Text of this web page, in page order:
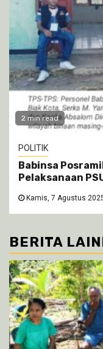
2 min read
POLITIK
Babinsa
Pelaksanaan
Kamis, 7 Agustus
BERITA